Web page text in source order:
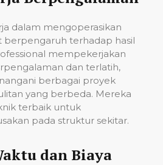
dalam mengoperasikan
berpengaruh terhadap hasil
mempekerjakan
dan terlatih,
berbagai proyek
yang berbeda. Mereka
terbaik untuk
pada struktur sekitar.
dan Biaya